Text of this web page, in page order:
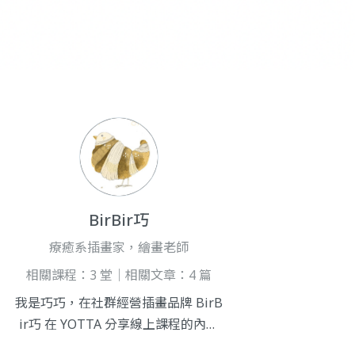
BirBir巧
療癒系插畫家，繪畫老師
相關課程：3 堂｜相關文章：4 篇
我是巧巧，在社群經營插畫品牌 BirB
ir巧 在 YOTTA 分享線上課程的內容